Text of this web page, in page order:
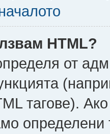
HTML?
от
тагове).
определени